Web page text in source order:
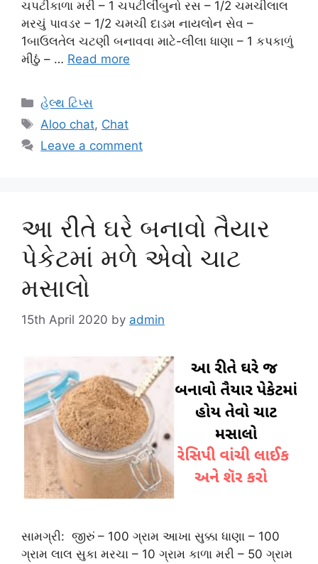
ચપટીકાળા મરી – 1 ચપટીલીંબુનો રસ – 1/2 ચમચીલાલ
મરચું પાવડર – 1/2 ચમચી દાડમ નાયલોન સેવ –
1બાઉલતેલ ચટણી બનાવવા માટે-લીલા ધાણા – 1 કપકાળું
મીઠું – … Read more
Categories
હેલ્થ ટિપ્સ
Tags
Aloo chat, Chat
Leave a comment
આ રીતે ઘરે બનાવો તૈયાર
પેકેટમાં મળે એવો ચાટ
મસાલો
15th April 2020 by admin
સામગ્રી: જીરું – 100 ગ્રામ આખા સુક્કા ધાણા – 100
ગ્રામ લાલ સુકા મરચા – 10 ગ્રામ કાળા મરી – 50 ગ્રામ